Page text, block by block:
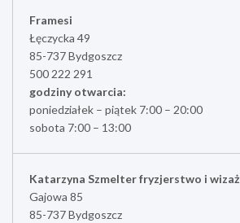
Framesi
Łęczycka 49
85-737 Bydgoszcz
500 222 291
godziny otwarcia:
poniedziałek – piątek 7:00 – 20:00
sobota 7:00 – 13:00
Katarzyna Szmelter fryzjerstwo i wizaż
Gajowa 85
85-737 Bydgoszcz